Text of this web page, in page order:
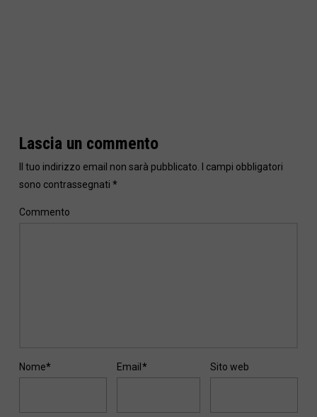
Lascia un commento
Il tuo indirizzo email non sarà pubblicato. I campi obbligatori
sono contrassegnati *
Commento
Nome* Email* Sito web